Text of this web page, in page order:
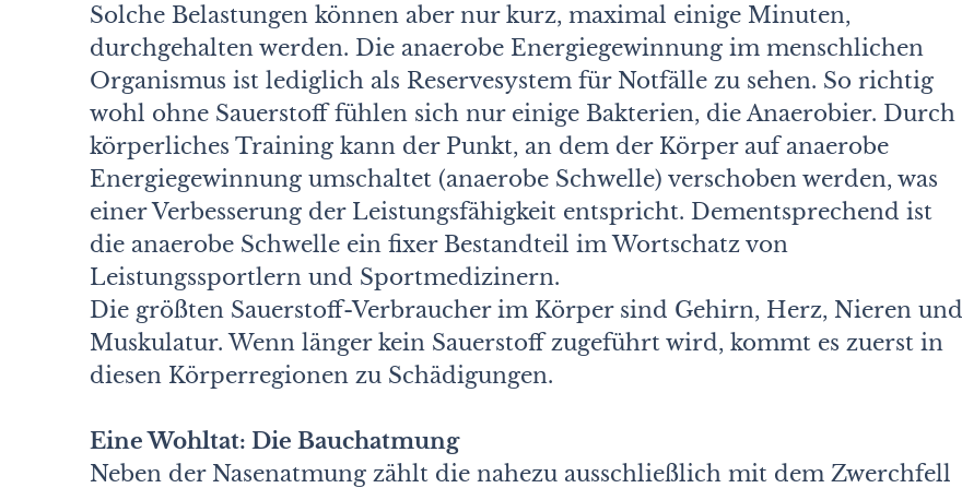
Solche Belastungen können aber nur kurz, maximal einige Minuten,
durchgehalten werden. Die anaerobe Energiegewinnung im menschlichen
Organismus ist lediglich als Reservesystem für Notfälle zu sehen. So richtig
wohl ohne Sauerstoff fühlen sich nur einige Bakterien, die Anaerobier. Durch
körperliches Training kann der Punkt, an dem der Körper auf anaerobe
Energiegewinnung umschaltet (anaerobe Schwelle) verschoben werden, was
einer Verbesserung der Leistungsfähigkeit entspricht. Dementsprechend ist
die anaerobe Schwelle ein fixer Bestandteil im Wortschatz von
Leistungssportlern und Sportmedizinern.
Die größten Sauerstoff-Verbraucher im Körper sind Gehirn, Herz, Nieren und
Muskulatur. Wenn länger kein Sauerstoff zugeführt wird, kommt es zuerst in
diesen Körperregionen zu Schädigungen.
Eine Wohltat: Die Bauchatmung
Neben der Nasenatmung zählt die nahezu ausschließlich mit dem Zwerchfell